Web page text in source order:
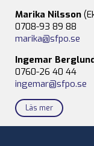
Marika Nilsson
0708-93 89 88
marika@sfpo.se
Ingemar
0760-26 40 44
ingemar@sfpo.se
Läs mer